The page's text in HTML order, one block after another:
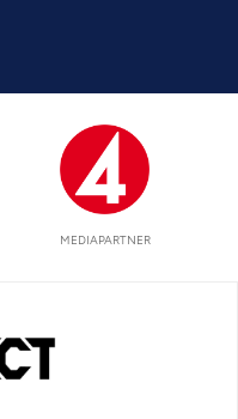
MEDIAPARTNER